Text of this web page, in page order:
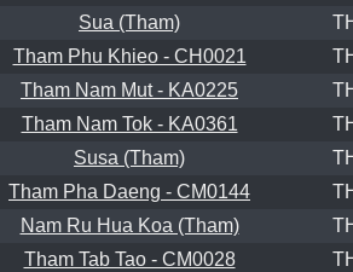
Sua (Tham)
Tham Phu Khieo - CH0021
Tham Nam Mut - KA0225
Tham Nam Tok - KA0361
Susa (Tham)
Tham Pha Daeng - CM0144
Nam Ru Hua Koa (Tham)
Tham Tab Tao - CM0028